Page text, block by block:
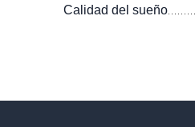
Calidad del sueño